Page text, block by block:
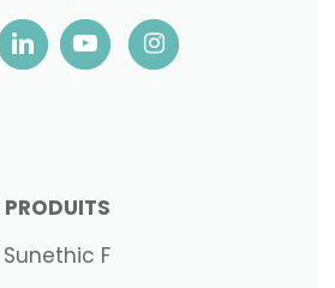
PRODUITS
Sunethic F